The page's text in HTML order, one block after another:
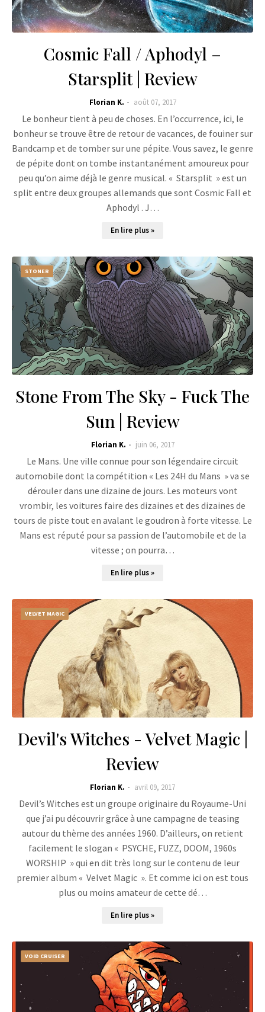
Cosmic Fall / Aphodyl –
Starsplit | Review
Florian K. août 07, 2017
Le bonheur tient à peu de choses. En l’occurrence, ici, le
bonheur se trouve être de retour de vacances, de fouiner sur
Bandcamp et de tomber sur une pépite. Vous savez, le genre
de pépite dont on tombe instantanément amoureux pour
peu qu’on aime déjà le genre musical. « Starsplit » est un
split entre deux groupes allemands que sont Cosmic Fall et
Aphodyl . J…
En lire plus »
STONER
Stone From The Sky - Fuck The
Sun | Review
Florian K. juin 06, 2017
Le Mans. Une ville connue pour son légendaire circuit
automobile dont la compétition « Les 24H du Mans » va se
dérouler dans une dizaine de jours. Les moteurs vont
vrombir, les voitures faire des dizaines et des dizaines de
tours de piste tout en avalant le goudron à forte vitesse. Le
Mans est réputé pour sa passion de l’automobile et de la
vitesse ; on pourra…
En lire plus »
VELVET MAGIC
Devil's Witches - Velvet Magic |
Review
Florian K. avril 09, 2017
Devil’s Witches est un groupe originaire du Royaume-Uni
que j’ai pu découvrir grâce à une campagne de teasing
autour du thème des années 1960. D’ailleurs, on retient
facilement le slogan « PSYCHE, FUZZ, DOOM, 1960s
WORSHIP » qui en dit très long sur le contenu de leur
premier album « Velvet Magic ». Et comme ici on est tous
plus ou moins amateur de cette dé…
En lire plus »
VOID CRUISER